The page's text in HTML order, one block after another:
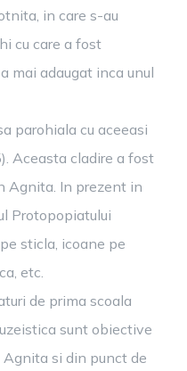
in care s-au
cu care a fost
mai adaugat inca unul
parohiala cu aceeasi
Aceasta cladire a fost
Agnita. In prezent in
Protopopiatului
sticla, icoane pe
etc.
de prima scoala
sunt obiective
si din punct de